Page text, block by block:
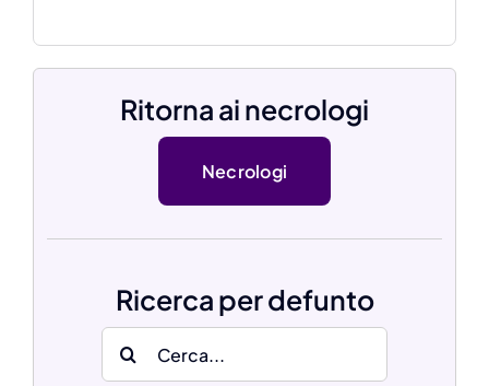
Ritorna ai necrologi
Necrologi
Ricerca per defunto
Search
for: